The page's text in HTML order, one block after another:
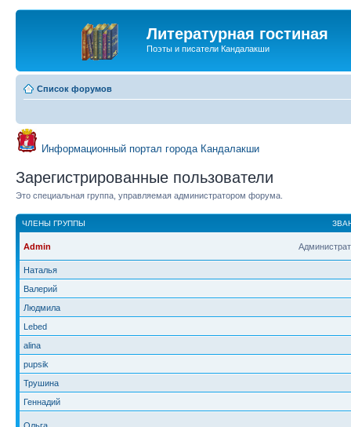
Литературная гостиная
Поэты и писатели Кандалакши
Список форумов
Информационный портал города Кандалакши
Зарегистрированные пользователи
Это специальная группа, управляемая администратором форума.
ЧЛЕНЫ ГРУППЫ
Admin
Наталья
Валерий
Людмила
Lebed
alina
pupsik
Трушина
Геннадий